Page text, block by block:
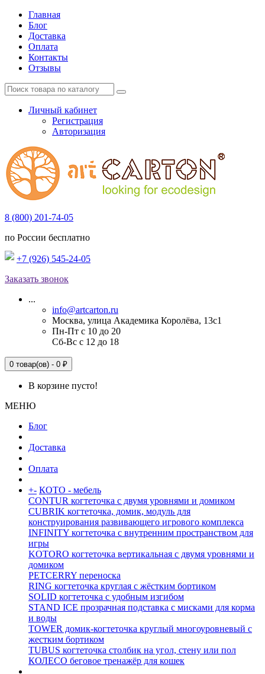
Главная
Блог
Доставка
Оплата
Контакты
Отзывы
Личный кабинет
Регистрация
Авторизация
8 (800) 201-74-05
по России бесплатно
+7 (926) 545-24-05
Заказать звонок
...
info@artcarton.ru
Москва, улица Академика Королёва, 13с1
Пн-Пт с 10 до 20
Сб-Вс с 12 до 18
0 товар(ов) - 0 ₽
В корзине пусто!
МЕНЮ
Блог
Доставка
Оплата
+- КОТО - мебель
CONTUR когтеточка с двумя уровнями и домиком
CUBRIK когтеточка, домик, модуль для
конструирования развивающего игрового комплекса
INFINITY когтеточка с внутренним пространством для
игры
KOTORO когтеточка вертикальная с двумя уровнями и
домиком
PETCERRY переноска
RING когтеточка круглая с жёстким бортиком
SOLID когтеточка с удобным изгибом
STAND ICE прозрачная подставка с мисками для корма
и воды
TOWER домик-когтеточка круглый многоуровневый с
жестким бортиком
TUBUS когтеточка столбик на угол, стену или пол
КОЛЕСО беговое тренажёр для кошек